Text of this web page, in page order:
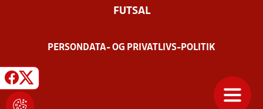
FUTSAL
PERSONDATA- OG PRIVATLIVS-POLITIK